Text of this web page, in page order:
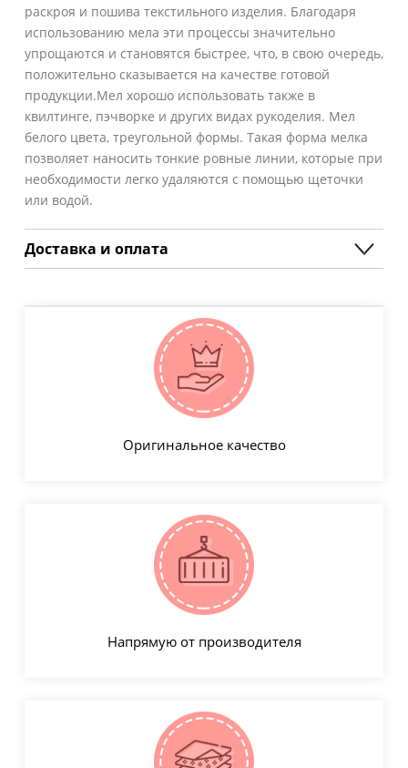
раскроя и пошива текстильного изделия. Благодаря
использованию мела эти процессы значительно
упрощаются и становятся быстрее, что, в свою очередь,
положительно сказывается на качестве готовой
продукции.Мел хорошо использовать также в
квилтинге, пэчворке и других видах рукоделия. Мел
белого цвета, треугольной формы. Такая форма мелка
позволяет наносить тонкие ровные линии, которые при
необходимости легко удаляются с помощью щеточки
или водой.
Доставка и оплата
Оригинальное качество
Напрямую от производителя